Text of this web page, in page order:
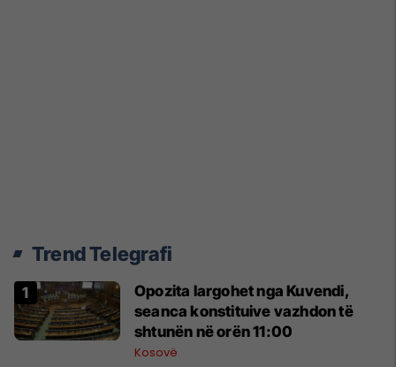
Trend Telegrafi
Opozita largohet nga Kuvendi,
seanca konstituive vazhdon të
shtunën në orën 11:00
Kosovë